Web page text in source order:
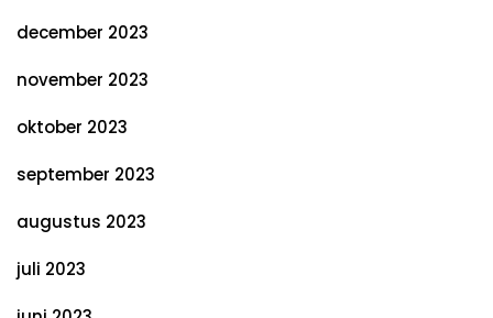
december 2023
november 2023
oktober 2023
september 2023
augustus 2023
juli 2023